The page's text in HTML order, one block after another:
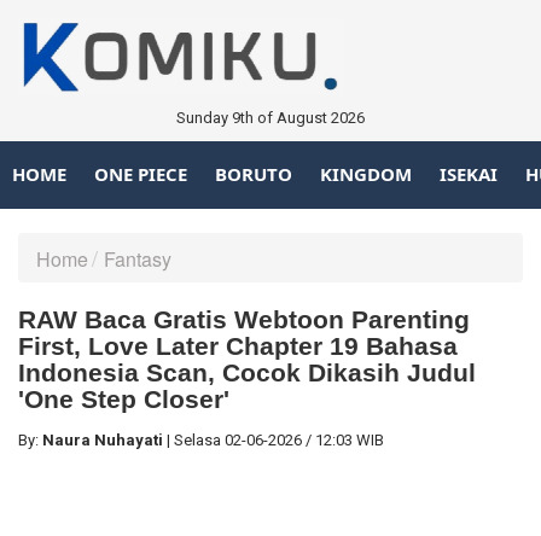
Sunday 9th of August 2026
HOME ONE PIECE BORUTO KINGDOM ISEKAI
Home Fantasy
RAW Baca Gratis Webtoon Parenting
First, Love Later Chapter 19 Bahasa
Indonesia Scan, Cocok Dikasih Judul
'One Step Closer'
By: Naura Nuhayati | Selasa 02-06-2026 / 12:03 WIB